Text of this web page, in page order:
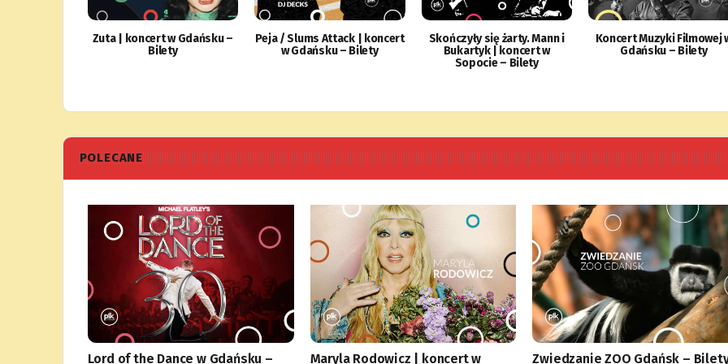
Zuta | koncert w Gdańsku –
Bilety
Peja / Slums Attack | koncert
w Gdańsku – Bilety
Skończyły się żarty. Mann i
Bukartyk | koncert w
Sopocie – Bilety
Koncert Muzyki Filmowej
Gdańsku – Bilety
POLECANE
Lord of the Dance w Gdańsku – Maryla Rodowicz | koncert w Zwiedzanie ZOO Gdańsk –